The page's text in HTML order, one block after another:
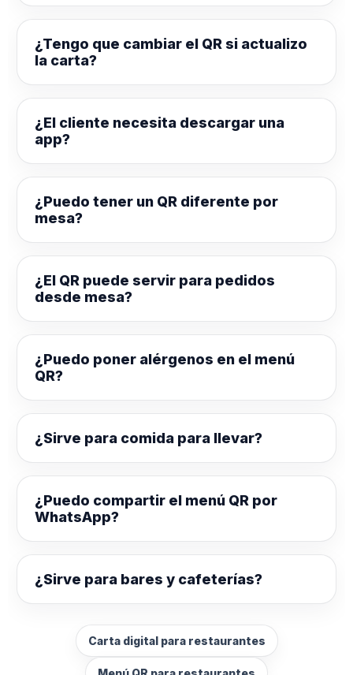
¿Tengo que cambiar el QR si actualizo
la carta?
¿El cliente necesita descargar una
app?
¿Puedo tener un QR diferente por
mesa?
¿El QR puede servir para pedidos
desde mesa?
¿Puedo poner alérgenos en el menú
QR?
¿Sirve para comida para llevar?
¿Puedo compartir el menú QR por
WhatsApp?
¿Sirve para bares y cafeterías?
Carta digital para restaurantes